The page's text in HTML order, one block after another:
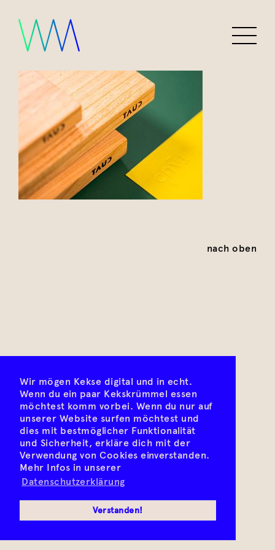
Wir mögen Kekse digital und in echt.
Wenn du ein paar Kekskrümmel essen
möchtest komm vorbei. Wenn du nur auf
unserer Website surfen möchtest und
dies mit bestmöglicher Funktionalität
und Sicherheit, erkläre dich mit der
Verwendung von Cookies einverstanden.
Mehr Infos in unserer
Datenschutzerklärung
Verstanden!
nach oben